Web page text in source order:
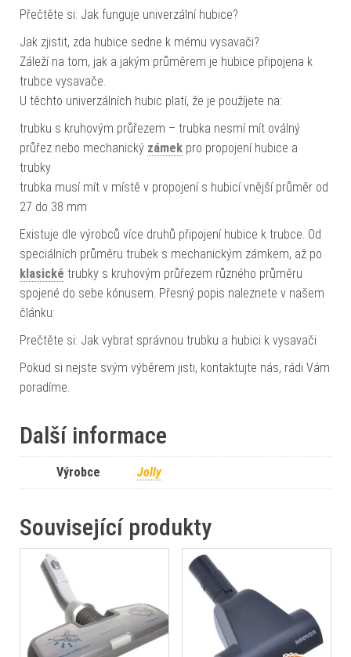
Přečtěte si: Jak funguje univerzální hubice?
Jak zjistit, zda hubice sedne k mému vysavači?
Záleží na tom, jak a jakým průměrem je hubice připojena k
trubce vysavače.
U těchto univerzálních hubic platí, že je použíjete na:
trubku s kruhovým průřezem – trubka nesmí mít oválný
průřez nebo mechanický zámek pro propojení hubice a
trubky
trubka musí mít v místě v propojení s hubicí vnější průměr od
27 do 38 mm
Existuje dle výrobců více druhů připojení hubice k trubce. Od
speciálních průměru trubek s mechanickým zámkem, až po
klasické trubky s kruhovým průřezem různého průměru
spojené do sebe kónusem. Přesný popis naleznete v našem
článku:
Prečtěte si: Jak vybrat správnou trubku a hubici k vysavači
Pokud si nejste svým výběrem jisti, kontaktujte nás, rádi Vám
poradíme.
Další informace
Výrobce Jolly
Související produkty